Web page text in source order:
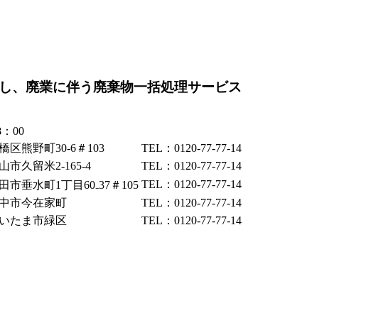
、廃業に伴う廃棄物一括処理サービス
00
区熊野町30-6＃103
TEL：0120-77-77-14
市久留米2-165-4
TEL：0120-77-77-14
市垂水町1丁目60₋37＃105 TEL：0120-77-77-14
市今在家町
TEL：0120-77-77-14
たま市緑区
TEL：0120-77-77-14